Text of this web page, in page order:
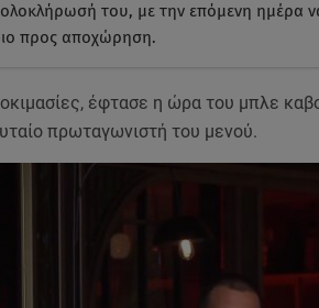
ολοκλήρωσή του, με την επόμενη ημέρα
προς αποχώρηση.
έφτασε η ώρα του μπλε
πρωταγωνιστή του μενού.